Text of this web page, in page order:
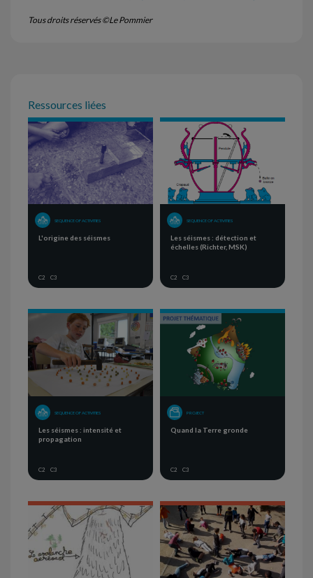
Tous droits réservés ©Le Pommier
Ressources liées
SEQUENCE OF ACTIVITIES
L'origine des séismes
C2 C3
SEQUENCE OF ACTIVITIES
Les séismes : détection et
échelles (Richter, MSK)
C2 C3
SEQUENCE OF ACTIVITIES
Les séismes : intensité et
propagation
C2 C3
PROJECT
Quand la Terre gronde
C2 C3